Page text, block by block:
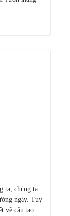
ta, chúng ta
ngày. Tuy
về cấu tạo